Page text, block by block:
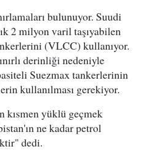
bulunuyor. Suudi
2 milyon varil taşıyabilen
(VLCC) kullanıyor.
derinliği nedeniyle
Suezmax tankerlerinin
kullanılması gerekiyor.
kısmen yüklü geçmek
ne kadar petrol
dedi.